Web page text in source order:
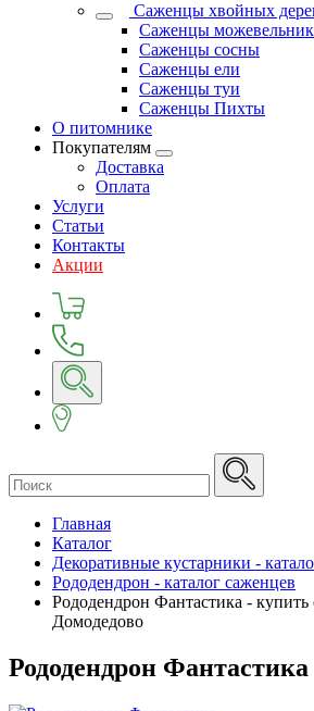
Саженцы хвойных
Саженцы
Саженцы сосны
Саженцы ели
Саженцы туи
Саженцы Пихты
О питомнике
Покупателям
Доставка
Оплата
Услуги
Статьи
Контакты
Акции
Главная
Каталог
Декоративные кустарники -
Рододендрон - каталог саженцев
Рододендрон Фантастика -
Домодедово
Рододендрон Фантастика